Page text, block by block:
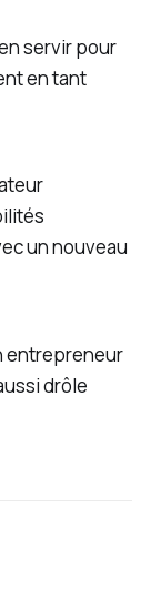
servir pour
en tant
un nouveau
entrepreneur
drôle